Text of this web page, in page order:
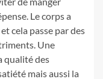
Le corps a
cela passe par des
Une
qualité des
mais aussi la